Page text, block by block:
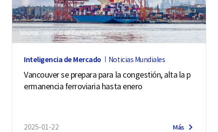
Source : Journal of Commerce
Inteligencia de Mercado Noticias Mundiales
Vancouver se prepara para la congestión, alta la p
ermanencia ferroviaria hasta enero
2025-01-22 Más